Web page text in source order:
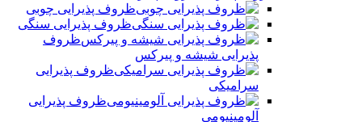
ظروف پذیرایی چوبی
ظروف پذیرایی سنگی
ظروف
پذیرایی شیشه و پیرکس
ظروف پذیرایی
سرامیکی
ظروف پذیرایی
آلومینیومی